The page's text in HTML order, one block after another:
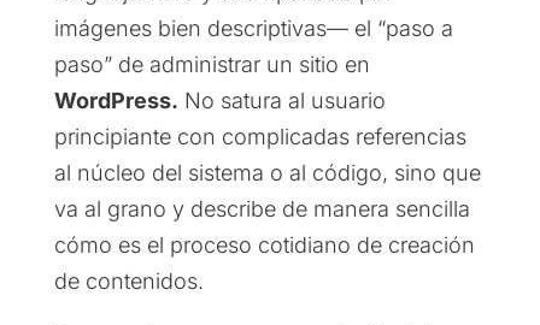
imágenes bien descriptivas— el “paso a
paso” de administrar un sitio en
WordPress. No satura al usuario
principiante con complicadas referencias
al núcleo del sistema o al código, sino que
va al grano y describe de manera sencilla
cómo es el proceso cotidiano de creación
de contenidos.